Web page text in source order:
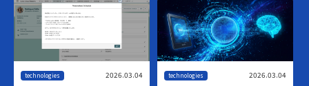
technologies 2026.03.04 technologies 2026.03.04